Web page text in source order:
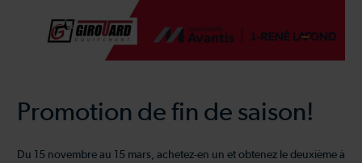
Promotion de fin de saison!
Du 15 novembre au 15 mars, achetez-en un et obtenez le deuxième à